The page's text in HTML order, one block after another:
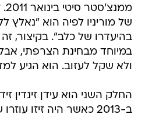
של מוריניו לפיה הוא "נאלץ
בהיעדרו של כלב". בקיצור,
במיוחד מבחינת הצרפתי,
ולא שקל לעזוב. הוא הגיע
החלק השני הוא עידן זינדין
ב-2013 כאשר היה זיזו